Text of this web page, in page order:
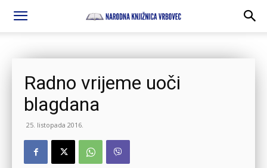
Radno vrijeme uoči
blagdana
25. listopada 2016.